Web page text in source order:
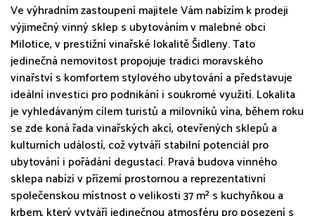
Ve výhradním zastoupení majitele Vám nabízím k prodeji
výjimečný vinný sklep s ubytováním v malebné obci
Milotice, v prestižní vinařské lokalitě Šidleny. Tato
jedinečná nemovitost propojuje tradici moravského
vinařství s komfortem stylového ubytování a představuje
ideální investici pro podnikání i soukromé využití. Lokalita
je vyhledávaným cílem turistů a milovníků vína, během roku
se zde koná řada vinařských akcí, otevřených sklepů a
kulturních událostí, což vytváří stabilní potenciál pro
ubytování i pořádání degustací. Pravá budova vinného
sklepa nabízí v přízemí prostornou a reprezentativní
společenskou místnost o velikosti 37 m² s kuchyňkou a